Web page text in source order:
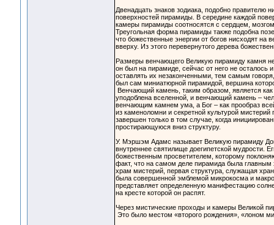
Двенадцать знаков зодиака, подобно правителю
поверхностей пирамиды. В середине каждой
камеры пирамиды соотносятся с сердцем,
Треугольная форма пирамиды также подобна
что божественные энергии от богов нисходят на
вверху. Из этого перевернутого дерева
Размеры венчающего Великую пирамиду камня
он был на пирамиде, сейчас от него не осталось
оставлять их незаконченными, тем самым
был сам миниатюрной пирамидой, вершина
Венчающий камень, таким образом, является
уподоблена вселенной, и венчающий камень –
венчающим камнем ума, а Бог – как прообраз
из каменоломни и секретной культурой
завершен только в том случае, когда
простирающуюся вниз структуру.
У. Мэршэм Адамс называет Великую пирамиду
внутреннее святилище доегипетской мудрости.
божественным просветителем, которому
факт, что на самом деле пирамида была
храм мистерий, первая структура, служащая
была совершенной эмблемой микрокосма и
представляет определенную манифестацию
на кресте которой он распят.
Через мистические проходы и камеры Великой
Это было местом «второго рождения», «лоном